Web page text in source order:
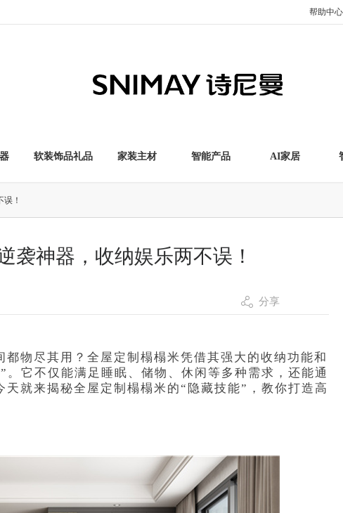
帮助中心
软装饰品礼品 家装主材 智能产品 AI家居
！
袭神器，收纳娱乐两不误！
分享
物尽其用？全屋定制榻榻米凭借其强大的收纳功能和
。它不仅能满足睡眠、储物、休闲等多种需求，还能通
就来揭秘全屋定制榻榻米的“隐藏技能”，教你打造高